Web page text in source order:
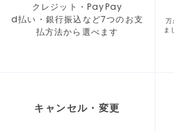
クレジット・PayPay
d払い・銀行振込など7つのお支
払方法から選べます
万
ま
キャンセル・変更